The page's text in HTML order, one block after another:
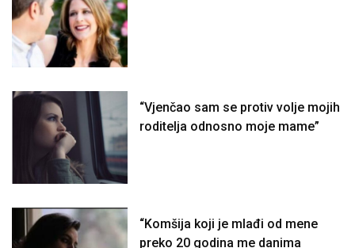
“Vjenčao sam se protiv volje mojih
roditelja odnosno moje mame”
“Komšija koji je mlađi od mene
preko 20 godina me danima